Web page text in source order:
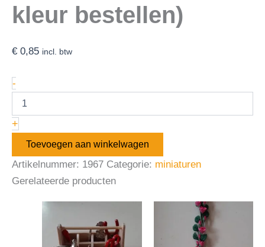
kleur bestellen)
€ 0,85 incl. btw
-
+
Toevoegen aan winkelwagen
Artikelnummer: 1967 Categorie: miniaturen
Gerelateerde producten